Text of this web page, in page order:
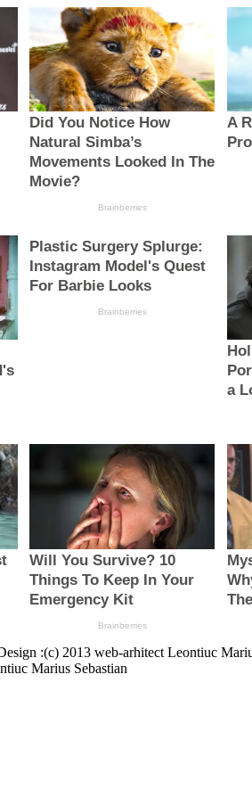
:(c) 2013 web-arhitect Leontiuc
Marius Sebastian